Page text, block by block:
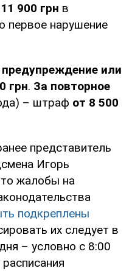
900 грн в
первое нарушение
предупреждение или
грн. За повторное
– штраф от 8 500
представитель
Игорь
жалобы на
подкреплены
их следует в
– условно с 8:00